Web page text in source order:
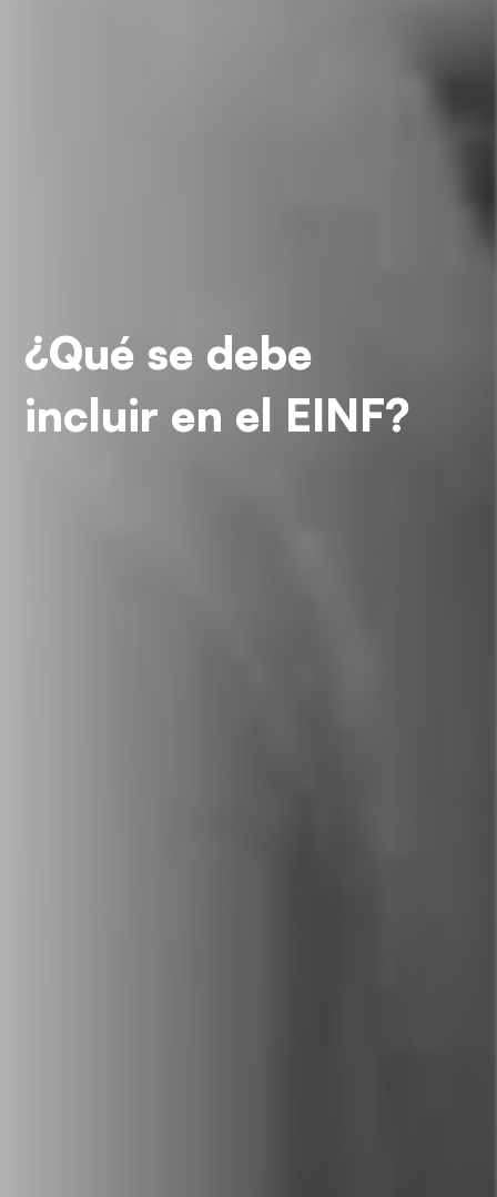
¿Qué se debe
incluir en el EINF?